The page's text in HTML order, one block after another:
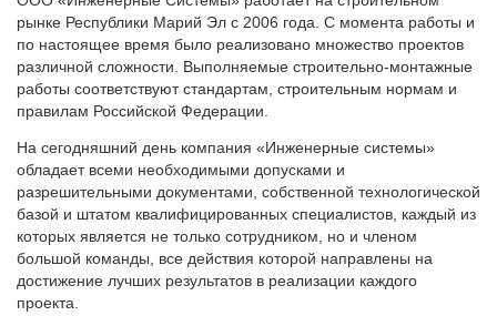
рынке Республики Марий Эл с 2006 года. С момента работы и
по настоящее время было реализовано множество проектов
различной сложности. Выполняемые строительно-монтажные
работы соответствуют стандартам, строительным нормам и
правилам Российской Федерации.
На сегодняшний день компания «Инженерные системы»
обладает всеми необходимыми допусками и
разрешительными документами, собственной технологической
базой и штатом квалифицированных специалистов, каждый из
которых является не только сотрудником, но и членом
большой команды, все действия которой направлены на
достижение лучших результатов в реализации каждого
проекта.